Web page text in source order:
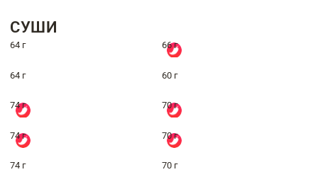
СУШИ
64 г 66 г
64 г 60 г
74 г 70 г
74 г 70 г
74 г 70 г